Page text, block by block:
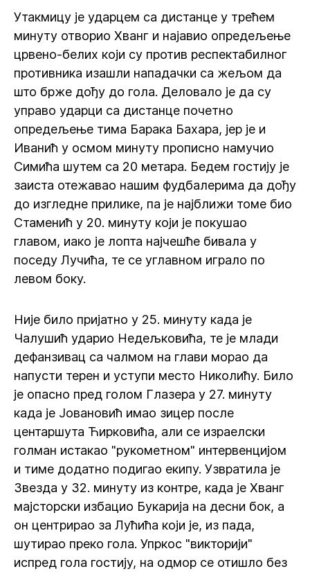
Утакмицу је ударцем са дистанце у трећем
минуту отворио Хванг и најавио опредељење
црвено-белих који су против респектабилног
противника изашли нападачки са жељом да
што брже дођу до гола. Деловало је да су
управо ударци са дистанце почетно
опредељење тима Барака Бахара, јер је и
Иванић у осмом минуту прописно намучио
Симића шутем са 20 метара. Бедем гостију је
заиста отежавао нашим фудбалерима да дођу
до изгледне прилике, па је најближи томе био
Стаменић у 20. минуту који је покушао
главом, иако је лопта најчешће бивала у
поседу Лучића, те се углавном играло по
левом боку.
Није било пријатно у 25. минуту када је
Чалушић ударио Недељковића, те је млади
дефанзивац са чалмом на глави морао да
напусти терен и уступи место Николићу. Било
је опасно пред голом Глазера у 27. минуту
када је Јовановић имао зицер после
центаршута Ћирковића, али се израелски
голман истакао "рукометном" интервенцијом
и тиме додатно подигао екипу. Узвратила је
Звезда у 32. минуту из контре, када је Хванг
мајсторски избацио Букарија на десни бок, а
он центрирао за Лућића који је, из пада,
шутирао преко гола. Упркос "викторији"
испред гола гостију, на одмор се отишло без